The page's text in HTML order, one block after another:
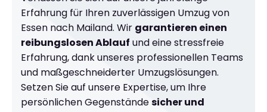
Erfahrung für Ihren zuverlässigen Umzug von
Essen nach Mailand. Wir garantieren einen
reibungslosen Ablauf und eine stressfreie
Erfahrung, dank unseres professionellen Teams
und maßgeschneiderter Umzugslösungen.
Setzen Sie auf unsere Expertise, um Ihre
persönlichen Gegenständesicher und